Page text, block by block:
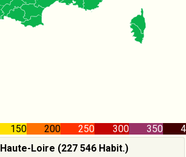
150 200 250 300 350
Loire (227 546 Habit.)